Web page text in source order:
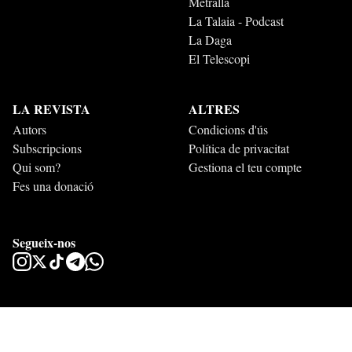
La Talaia - Podcast
La Daga
El Telescopi
LA REVISTA
Autors
Subscripcions
Qui som?
Fes una donació
ALTRES
Condicions d'ús
Política de privacitat
Gestiona el teu compte
Segueix-nos
Esperit 2026. Tots els drets reservats.